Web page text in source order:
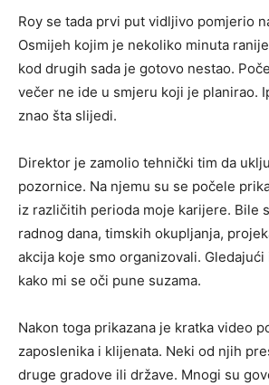
Roy se tada prvi put vidljivo pomjerio
Osmijeh kojim je nekoliko minuta
kod drugih sada je gotovo nestao.
večer ne ide u smjeru koji je planirao.
znao šta slijedi.
Direktor je zamolio tehnički tim da
pozornice. Na njemu su se počele
iz različitih perioda moje karijere. Bile
radnog dana, timskih okupljanja,
akcija koje smo organizovali. Gledajući
kako mi se oči pune suzama.
Nakon toga prikazana je kratka video
zaposlenika i klijenata. Neki od njih
druge gradove ili države. Mnogi su